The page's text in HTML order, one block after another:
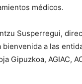
médicos.
Susperregui,
a las
AGIAC,